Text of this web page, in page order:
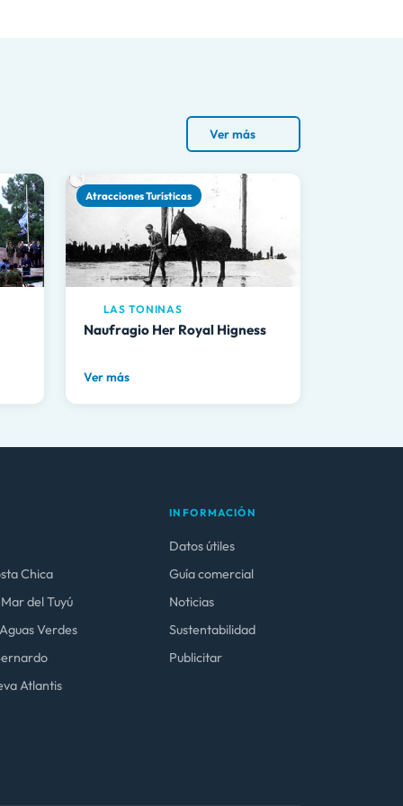
Ver más
Atracciones Turísticas
LAS TONINAS
Naufragio Her Royal Higness
Ver más
Chica
del Tuyú
Verdes
Atlantis
INFORMACIÓN
Datos útiles
Guía comercial
Noticias
Sustentabilidad
Publicitar